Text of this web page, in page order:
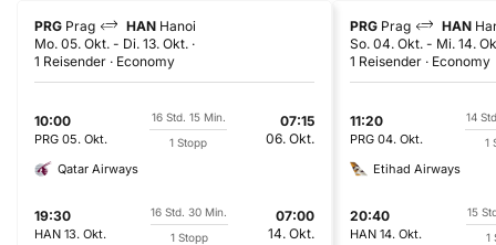
PRG Prag HAN Hanoi
Mo. 05. Okt. - Di. 13. Okt.
1 Reisender
Economy
10:00
PRG 05. Okt.
16 Std. 15 Min.
1 Stopp
07:15
06. Okt.
Qatar Airways
19:30
HAN 13. Okt.
16 Std. 30 Min.
1 Stopp
07:00
14. Okt.
PRG Prag HAN
So. 04. Okt. - Mi. 14.
1 Reisender
Economy
11:20
PRG 04. Okt.
14
1
Etihad Airways
20:40
HAN 14. Okt.
15
1